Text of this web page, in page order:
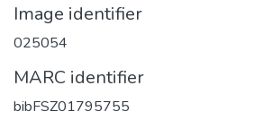
Image identifier
025054
MARC identifier
bibFSZ01795755